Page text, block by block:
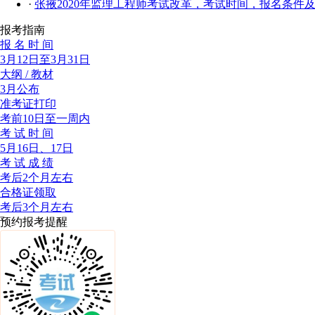
· 张掖2020年监理工程师考试改革，考试时间，报名条件
报考指南
报 名 时 间
3月12日至3月31日
大纲 / 教材
3月公布
准考证打印
考前10日至一周内
考 试 时 间
5月16日、17日
考 试 成 绩
考后2个月左右
合格证领取
考后3个月左右
预约报考提醒